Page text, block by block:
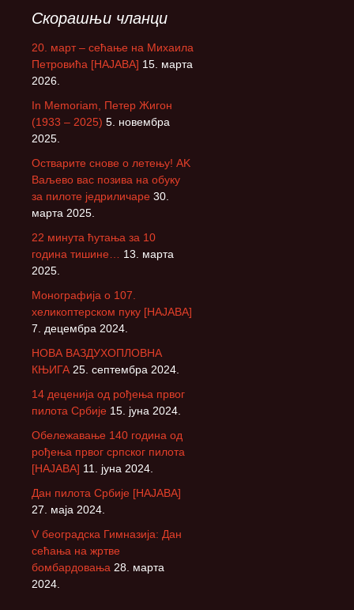
Скорашњи чланци
20. март – сећање на Михаила
Петровића [НАЈАВА] 15. марта
2026.
In Memoriam, Петер Жигон
(1933 – 2025) 5. новембра
2025.
Остварите снове о летењу! АK
Ваљево вас позива на обуку
за пилоте једриличаре 30.
марта 2025.
22 минута ћутања за 10
година тишине…
13. марта
2025.
Монографија о 107.
хеликоптерском пуку [НАЈАВА]
7. децембра 2024.
НОВА ВАЗДУХОПЛОВНА
КЊИГА 25. септембра 2024.
14 деценија од рођења првог
пилота Србије 15. јуна 2024.
Обележавање 140 година од
рођења првог српског пилота
[НАЈАВА] 11. јуна 2024.
Дан пилота Србије [НАЈАВА]
27. маја 2024.
V београдска Гимназија: Дан
сећања на жртве
бомбардовања 28. марта
2024.